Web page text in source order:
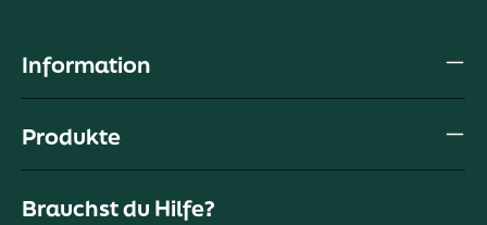
Information
Produkte
Brauchst du Hilfe?